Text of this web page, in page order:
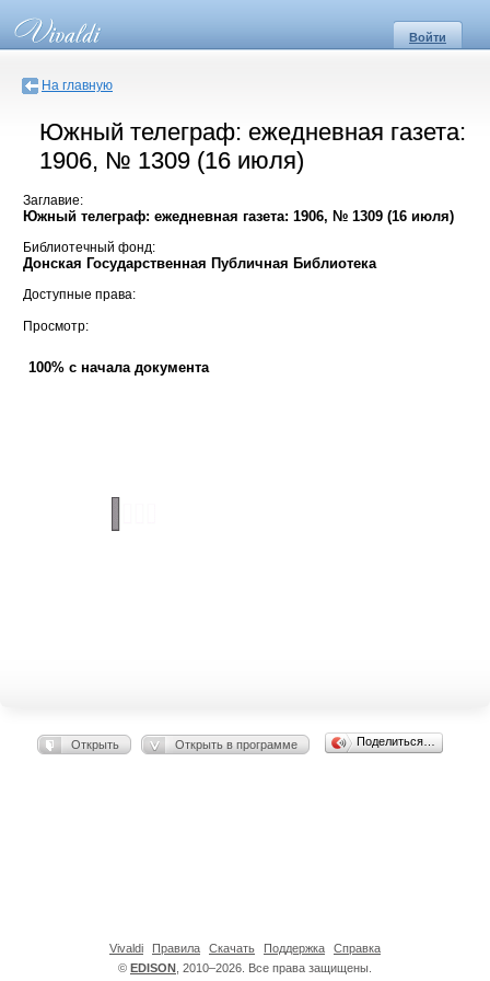
Войти
На главную
Южный телеграф: ежедневная газета:
1906, № 1309 (16 июля)
Заглавие:
Южный телеграф: ежедневная газета: 1906, № 1309 (16 июля)
Библиотечный фонд:
Донская Государственная Публичная Библиотека
Доступные права:
Просмотр:
100% с начала документа
Открыть Открыть в программе Поделиться…
© EDISON , 2010–2026. Все права защищены.
Vivaldi Правила Скачать Поддержка Справка